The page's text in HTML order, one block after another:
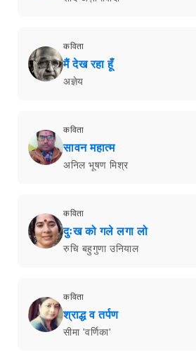
कविता
मैं देख रहा हूँ
अज्ञेय
कविता
सावन महात्म
अनिल भूषण मिश्र
कविता
दुःख को गले लगा लो
रुचि बहुगुणा उनियाल
कविता
श्राद्ध व तर्पण
सीमा 'वर्णिका'